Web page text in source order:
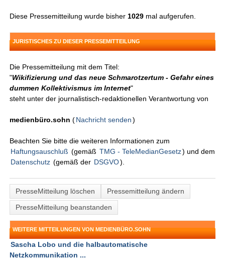
Diese Pressemitteilung wurde bisher 1029 mal aufgerufen.
JURISTISCHES ZU DIESER PRESSEMITTEILUNG
Die Pressemitteilung mit dem Titel:
"Wikifizierung und das neue Schmarotzertum - Gefahr eines
dummen Kollektivismus im Internet"
steht unter der journalistisch-redaktionellen Verantwortung von
medienbüro.sohn (Nachricht senden )
Beachten Sie bitte die weiteren Informationen zum
Haftungsauschluß (gemäß TMG - TeleMedianGesetz) und dem
Datenschutz (gemäß der DSGVO).
PresseMitteilung löschen
Pressemitteilung ändern
PresseMitteilung beanstanden
WEITERE MITTEILUNGEN VON MEDIENBÜRO.SOHN
Sascha Lobo und die halbautomatische
Netzkommunikation ...